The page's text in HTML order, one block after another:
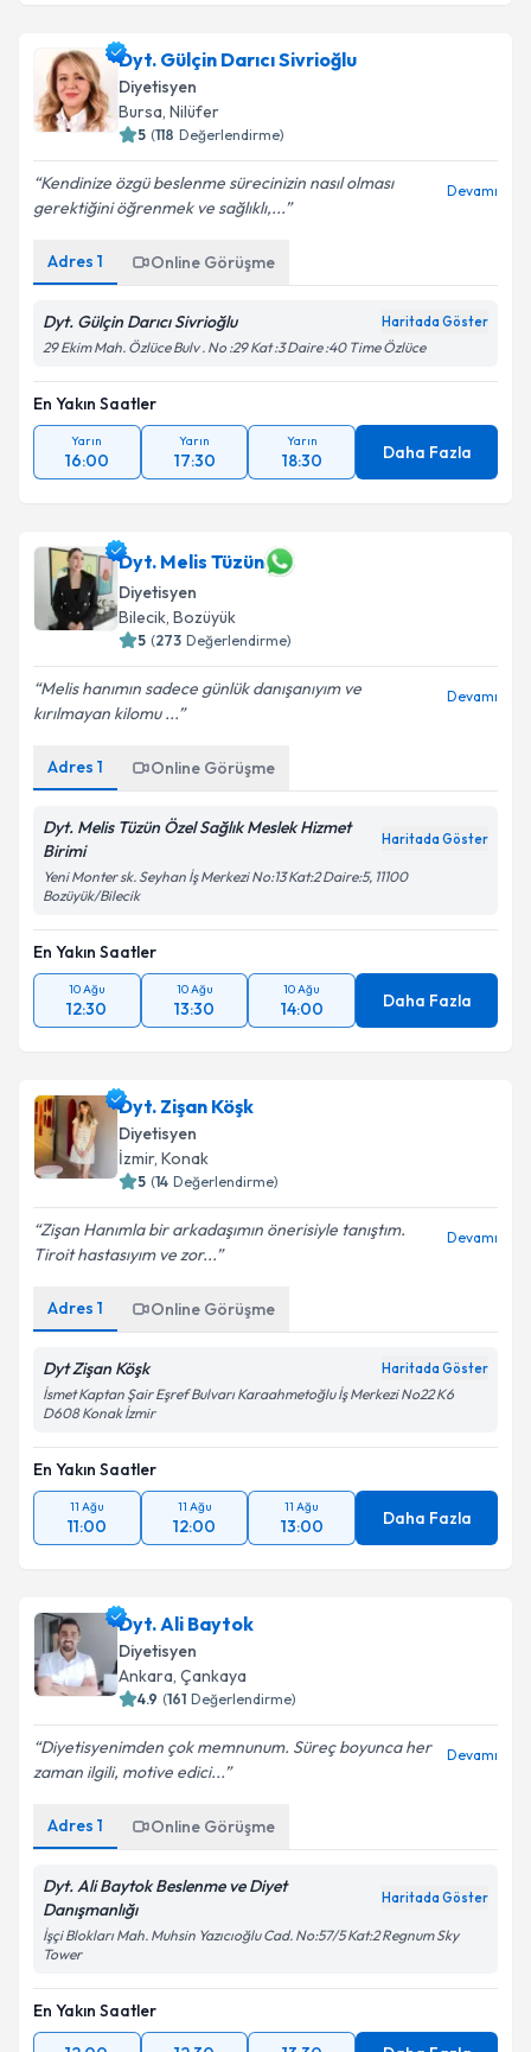
Dyt. Gülçin Darıcı Sivrioğlu
Diyetisyen
Bursa, Nilüfer
5 (118 Değerlendirme)
Kendinize özgü beslenme sürecinizin nasıl olması
gerektiğini öğrenmek ve sağlıklı,...
Devamı
Adres 1 Online Görüşme
Dyt. Gülçin Darıcı Sivrioğlu Haritada Göster
29 Ekim Mah. Özlüce Bulv . No :29 Kat :3 Daire :40 Time Özlüce
En Yakın Saatler
Yarın
16:00
Yarın
17:30
Yarın
18:30 Daha Fazla
Dyt. Melis Tüzün
Diyetisyen
Bilecik, Bozüyük
5 (273 Değerlendirme)
Melis hanımın sadece günlük danışanıyım ve
kırılmayan kilomu ...
Devamı
Adres 1 Online Görüşme
Dyt. Melis Tüzün Özel Sağlık Meslek Hizmet
Birimi
Haritada Göster
Yeni Monter sk. Seyhan İş Merkezi No:13 Kat:2 Daire:5, 11100
Bozüyük/Bilecik
En Yakın Saatler
10 Ağu
12:30
10 Ağu
13:30
10 Ağu
14:00 Daha Fazla
Dyt. Zişan Köşk
Diyetisyen
İzmir, Konak
5 (14 Değerlendirme)
Zişan Hanımla bir arkadaşımın önerisiyle tanıştım.
Tiroit hastasıyım ve zor...
Devamı
Adres 1 Online Görüşme
Dyt Zişan Köşk Haritada Göster
İsmet Kaptan Şair Eşref Bulvarı Karaahmetoğlu İş Merkezi No22 K6
D608 Konak İzmir
En Yakın Saatler
11 Ağu
11:00
11 Ağu
12:00
11 Ağu
13:00 Daha Fazla
Dyt. Ali Baytok
Diyetisyen
Ankara, Çankaya
4.9 (161 Değerlendirme)
Diyetisyenimden çok memnunum. Süreç boyunca her
zaman ilgili, motive edici...
Devamı
Adres 1 Online Görüşme
Dyt. Ali Baytok Beslenme ve Diyet
Danışmanlığı
Haritada Göster
İşçi Blokları Mah. Muhsin Yazıcıoğlu Cad. No:57/5 Kat:2 Regnum Sky
Tower
En Yakın Saatler